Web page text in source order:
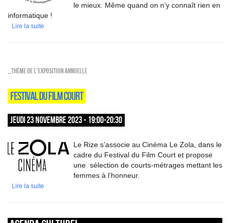
le mieux. Même quand on n’y connaît rien en
informatique !
Lire la suite
_Thème de l'exposition annuelle
FESTIVAL DU FILM COURT
JEUDI 23 NOVEMBRE 2023 - 19:00-20:30
Le Rize s’associe au Cinéma Le Zola, dans le
cadre du Festival du Film Court et propose
une sélection de courts-métrages mettant les
femmes à l’honneur.
Lire la suite